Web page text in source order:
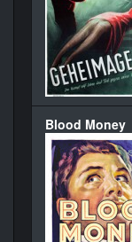
Blood Money